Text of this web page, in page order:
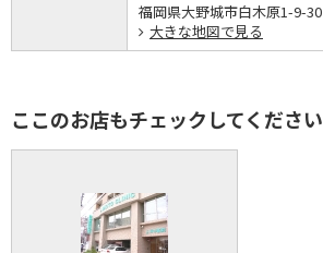
福岡県大野城市白木原1-9-30
大きな地図で見る
ここのお店もチェックしてください